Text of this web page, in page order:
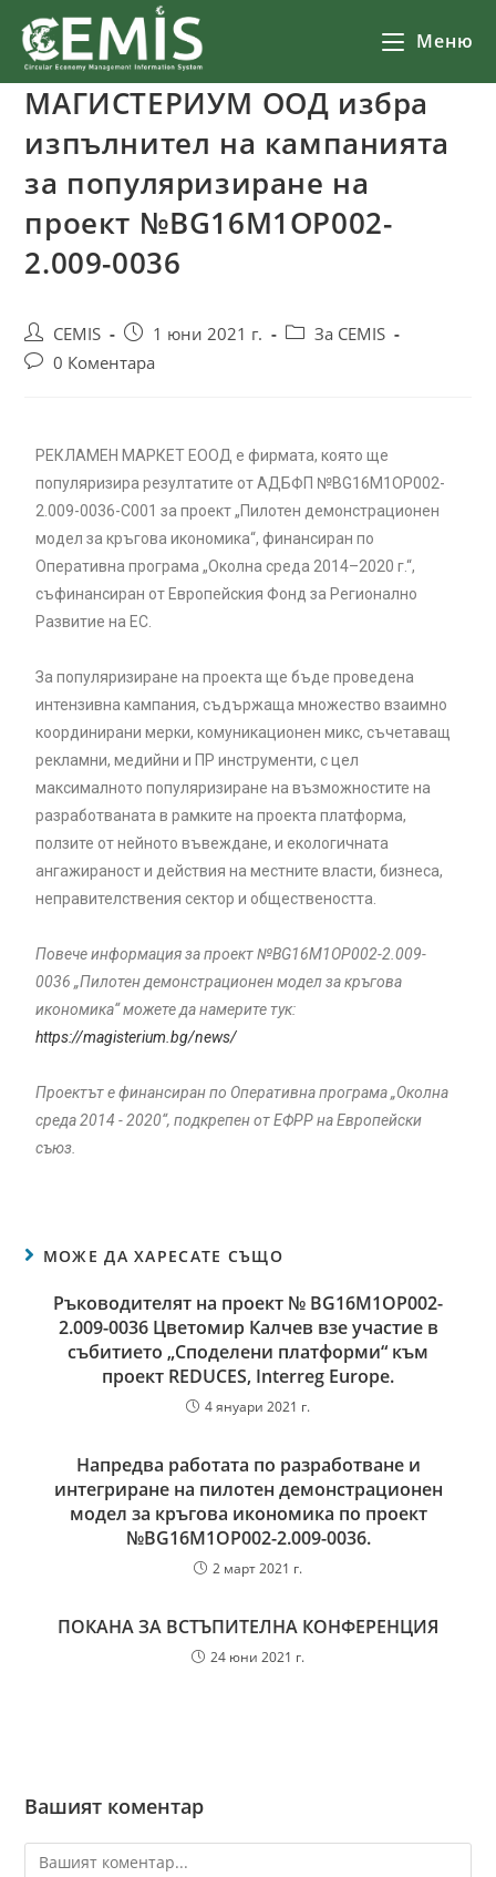
Меню
МАГИСТЕРИУМ ООД избра
изпълнител на кампанията
за популяризиране на
проект №BG16M1OP002-
2.‎009-0036
CEMIS 1 юни 2021 г.
За CEMIS
0 Коментара
РЕКЛАМЕН МАРКЕТ ЕООД е фирмата, която ще
популяризира резултатите от АДБФП №BG16M1OP002-
2.009-0036-С001 за проект „Пилотен демонстрационен
модел за кръгова икономика“, финансиран по
Оперативна програма „Околна среда 2014–2020 г.“,
съфинансиран от Европейския Фонд за Регионално
Развитие на ЕС.
За популяризиране на проекта ще бъде проведена
интензивна кампания, съдържаща множество взаимно
координирани мерки, комуникационен микс, съчетаващ
рекламни, медийни и ПР инструменти, с цел
максималното популяризиране на възможностите на
разработваната в рамките на проекта платформа,
ползите от нейното въвеждане, и екологичната
ангажираност и действия на местните власти, бизнеса,
неправителствения сектор и обществеността.
Повече информация за проект №BG16M1OP002-2.‎009-
0036 „Пилотен демонстрационен модел за кръгова
икономика“ можете да намерите тук:
https://magisterium.bg/news/
Проектът е финансиран по Оперативна програма „Околна
среда 2014 - 2020“, подкрепен от ЕФРР на Европейски
съюз.
МОЖЕ ДА ХАРЕСАТЕ СЪЩО
Ръководителят на проект № BG16M1OP002-
2.‎009-0036 Цветомир Калчев взе участие в
събитието „Споделени платформи“ към
проект REDUCES, Interreg Europe.
4 януари 2021 г.
Напредва работата по разработване и
интегриране на пилотен демонстрационен
модел за кръгова икономика по проект
№BG16M1OP002-2.‎009-0036.
2 март 2021 г.
ПОКАНА ЗА ВСТЪПИТЕЛНА КОНФЕРЕНЦИЯ
24 юни 2021 г.
Вашият коментар